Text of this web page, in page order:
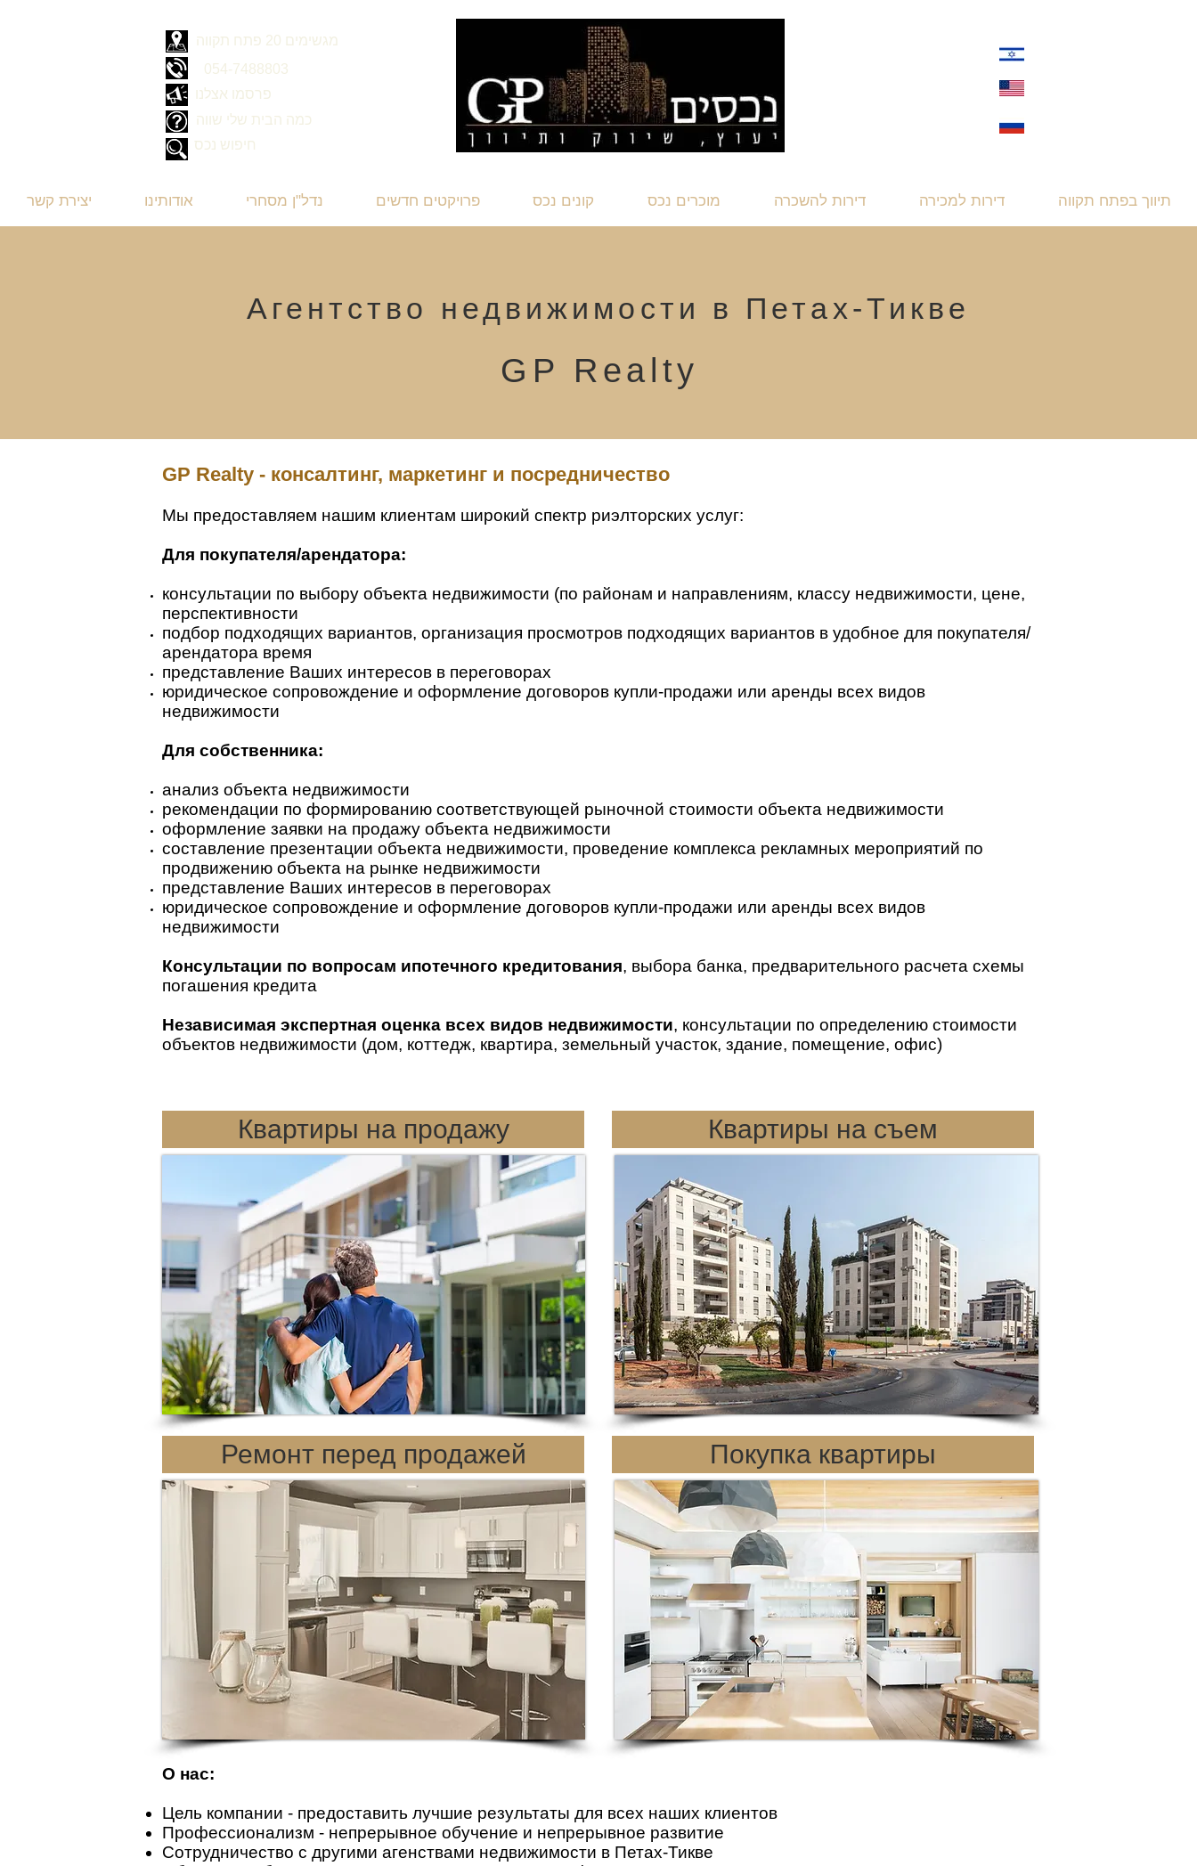
מגשימים 20 פתח תקווה
054-7488803
פרסמו אצלנו
כמה הבית שלי שווה
חיפוש נכס
תיווך בפתח תקווה דירות למכירה דירות להשכרה מוכרים נכס קונים נכס פרויקטים חדשים נדל"ן מסחרי אודותינו יצירת קשר
Агентство недвижимости в Петах-Тикве
GP Realty
GP Realty - консалтинг, маркетинг и посредничество
Мы предоставляем нашим клиентам широкий спектр риэлторских услуг:
Для покупателя/арендатора:
консультации по выбору объекта недвижимости (по районам и направлениям, классу недвижимости, цене,
перспективности
подбор подходящих вариантов, организация просмотров подходящих вариантов в удобное для покупателя/
арендатора время
представление Ваших интересов в переговорах
юридическое сопровождение и оформление договоров купли-продажи или аренды всех видов
недвижимости
Для собственника:
анализ объекта недвижимости
рекомендации по формированию соответствующей рыночной стоимости объекта недвижимости
оформление заявки на продажу объекта недвижимости
составление презентации объекта недвижимости, проведение комплекса рекламных мероприятий по
продвижению объекта на рынке недвижимости
представление Ваших интересов в переговорах
юридическое сопровождение и оформление договоров купли-продажи или аренды всех видов
недвижимости
Консультации по вопросам ипотечного кредитования, выбора банка, предварительного расчета схемы
погашения кредита
Независимая экспертная оценка всех видов недвижимости, консультации по определению стоимости
объектов недвижимости (дом, коттедж, квартира, земельный участок, здание, помещение, офис)
Квартиры на продажу
Ремонт перед продажей
Квартиры на съем
Покупка квартиры
О нас:
Цель компании - предоставить лучшие результаты для всех наших клиентов
Профессионализм - непрерывное обучение и непрерывное развитие
Сотрудничество с другими агенствами недвижимости в Петах-Тикве